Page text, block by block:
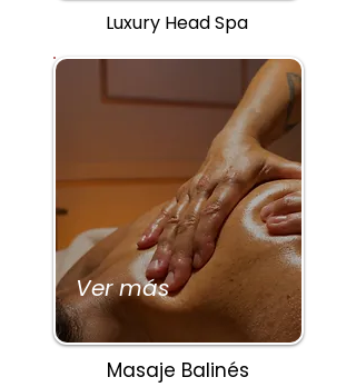
Luxury Head Spa
Ver más
Masaje Balinés